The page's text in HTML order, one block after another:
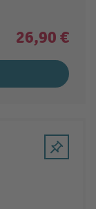
26,90 €